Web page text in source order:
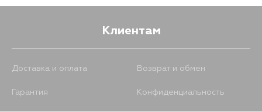
Клиентам
Доставка и оплата Возврат и обмен
Гарантия Конфиденциальность